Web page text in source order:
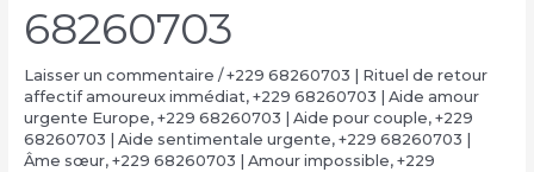
68260703
Laisser un commentaire /+229 68260703 | Rituel de retour
affectif amoureux immédiat, +229 68260703 | Aide amour
urgente Europe, +229 68260703 | Aide pour couple, +229
68260703 | Aide sentimentale urgente, +229 68260703 |
Âme sœur, +229 68260703 | Amour impossible, +229